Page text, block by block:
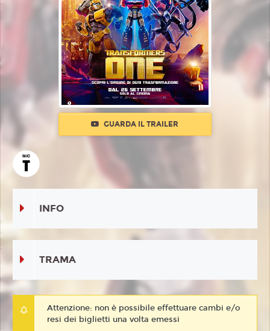
GUARDA IL TRAILER
INFO
TRAMA
Attenzione: non è possibile effettuare cambi e/o
resi dei biglietti una volta emessi